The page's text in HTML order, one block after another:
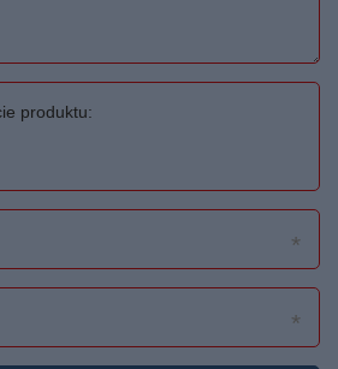
produktu: